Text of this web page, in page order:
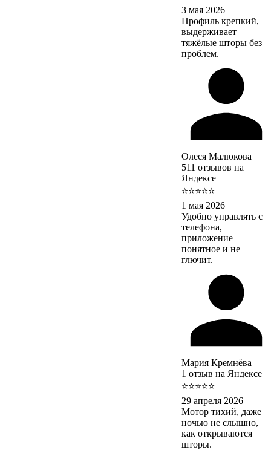
3 мая 2026
Профиль крепкий,
выдерживает
тяжёлые шторы без
проблем.
Олеся Малюкова
511 отзывов на
Яндексе
⭐⭐⭐⭐⭐
1 мая 2026
Удобно управлять с
телефона,
приложение
понятное и не
глючит.
Мария Кремнёва
1 отзыв на Яндексе
⭐⭐⭐⭐⭐
29 апреля 2026
Мотор тихий, даже
ночью не слышно,
как открываются
шторы.